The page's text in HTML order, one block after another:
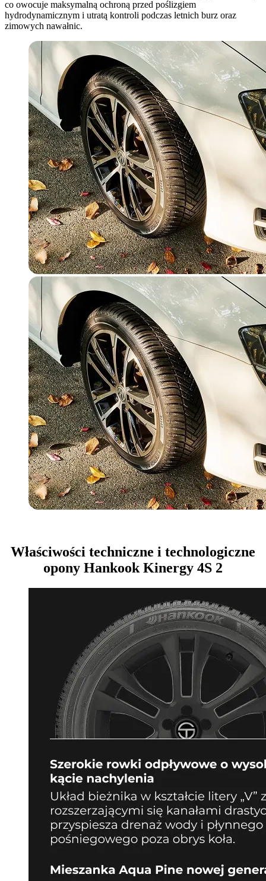
co owocuje maksymalną ochroną przed poślizgiem
hydrodynamicznym i utratą kontroli podczas letnich burz oraz
zimowych nawałnic.
Właściwości techniczne i technologiczne
opony Hankook Kinergy 4S 2